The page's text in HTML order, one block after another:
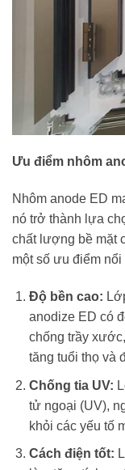
Ưu điểm nhôm
Nhôm anode ED
nó trở thành lựa
chất lượng bề mặt
một số ưu điểm
Độ bền cao:
anodize ED có
chống trầy
tăng tuổi thọ và
Chống tia UV:
tử ngoại (UV),
khỏi các yếu tố
Cách điện tốt: